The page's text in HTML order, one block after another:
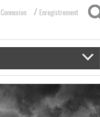
Connexion / Enregistrement